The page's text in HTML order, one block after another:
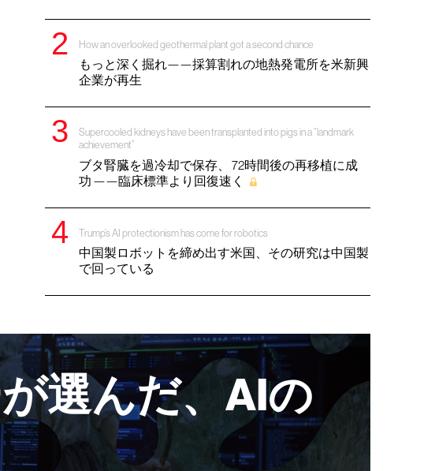
How an overlooked geothermal plant got a second chance
もっと深く掘れ——採算割れの地熱発電所を米新興
企業が再生
Supercooled kidneys have been transplanted into pigs in a “landmark
achievement”
ブタ腎臓を過冷却で保存、 72時間後の再移植に成
功 ——臨床標準より回復速く
Trump’s AI protectionism has come for robotics
中国製ロボットを締め出す米国、その研究は中国製
で回っている
選んだ、AIの